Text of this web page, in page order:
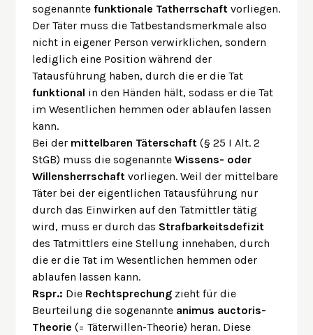
sogenanntefunktionale Tatherrschaft vorliegen.
Der Täter muss die Tatbestandsmerkmale also
nicht in eigener Person verwirklichen, sondern
lediglich eine Position während der
Tatausführung haben, durch die er die Tat
funktional in den Händen hält, sodass er die Tat
im Wesentlichen hemmen oder ablaufen lassen
kann.
Bei der mittelbaren Täterschaft (§ 25 I Alt. 2
StGB) muss die sogenannteWissens- oder
Willensherrschaft vorliegen. Weil der mittelbare
Täter bei der eigentlichen Tatausführung nur
durch das Einwirken auf den Tatmittler tätig
wird, muss er durch das Strafbarkeitsdefizit
des Tatmittlers eine Stellung innehaben, durch
die er die Tat im Wesentlichen hemmen oder
ablaufen lassen kann.
Rspr.: Die Rechtsprechung zieht für die
Beurteilung die sogenannte animus auctoris-
Theorie (= Täterwillen-Theorie) heran. Diese